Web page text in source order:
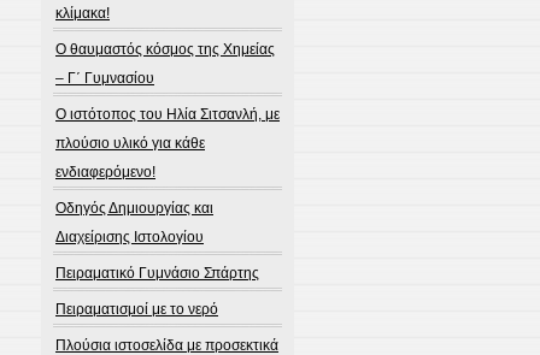
κλίμακα!
Ο θαυμαστός κόσμος της Χημείας
– Γ΄ Γυμνασίου
Ο ιστότοπος του Ηλία Σιτσανλή, με
πλούσιο υλικό για κάθε
ενδιαφερόμενο!
Οδηγός Δημιουργίας και
Διαχείρισης Ιστολογίου
Πειραματικό Γυμνάσιο Σπάρτης
Πειραματισμοί με το νερό
Πλούσια ιστοσελίδα με προσεκτικά